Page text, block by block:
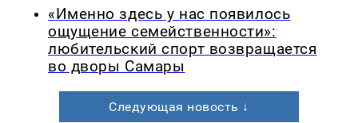
«Именно здесь у нас появилось
ощущение семейственности»:
любительский спорт возвращается
во дворы Самары
Следующая новость ↓